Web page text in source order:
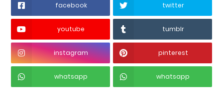
facebook twitter
youtube tumblr
instagram pinterest
whatsapp whatsapp